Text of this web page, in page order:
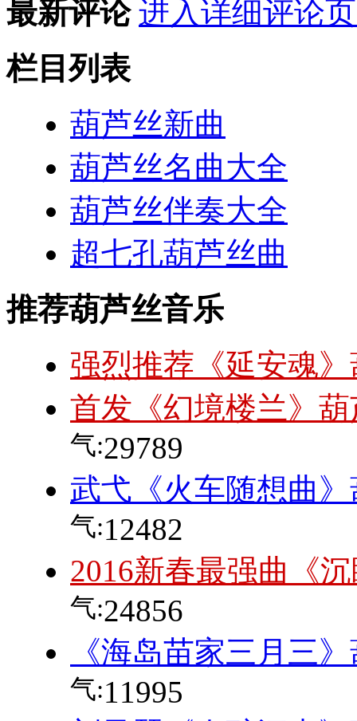
最新评论 进入详细评论
栏目列表
葫芦丝新曲
葫芦丝名曲大全
葫芦丝伴奏大全
超七孔葫芦丝曲
推荐葫芦丝音乐
强烈推荐《延安魂
首发《幻境楼兰》
气:29789
武弋《火车随想曲
气:12482
2016新春最强曲《
气:24856
《海岛苗家三月三
气:11995